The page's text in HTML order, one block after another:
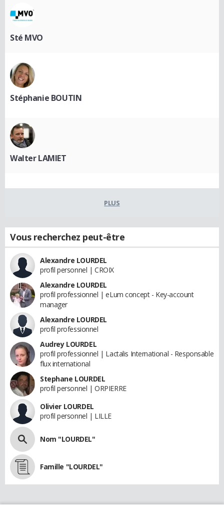
Sté MVO
Stéphanie BOUTIN
Walter LAMIET
PLUS
Vous recherchez peut-être
Alexandre LOURDEL
profil personnel | CROIX
Alexandre LOURDEL
profil professionnel | eLum concept - Key-account
manager
Alexandre LOURDEL
profil professionnel
Audrey LOURDEL
profil professionnel | Lactalis International - Responsable
flux international
Stephane LOURDEL
profil personnel | ORPIERRE
Olivier LOURDEL
profil personnel | LILLE
Nom "LOURDEL"
Famille "LOURDEL"